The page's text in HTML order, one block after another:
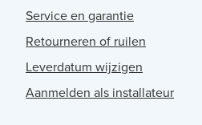
Service en garantie
Retourneren of ruilen
Leverdatum wijzigen
Aanmelden als installateur